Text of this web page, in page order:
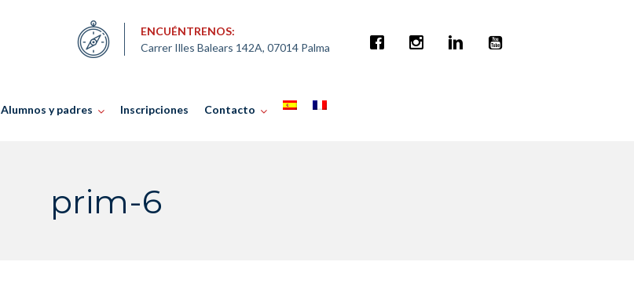
ENCUÉNTRENOS:
Carrer Illes Balears 142A, 07014 Palma
Alumnos y padres Inscripciones Contacto
prim-6